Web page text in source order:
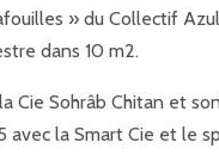
» du Collectif
dans 10 m2.
Cie Sohrâb Chitan et
avec la Smart Cie et le